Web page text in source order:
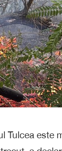
Tulcea este